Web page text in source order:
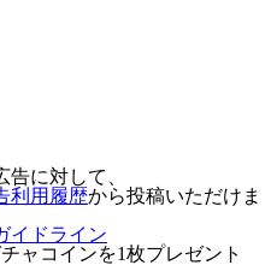
に対して、
利用履歴から投稿いただけま
イドライン
ャコインを1枚プレゼント